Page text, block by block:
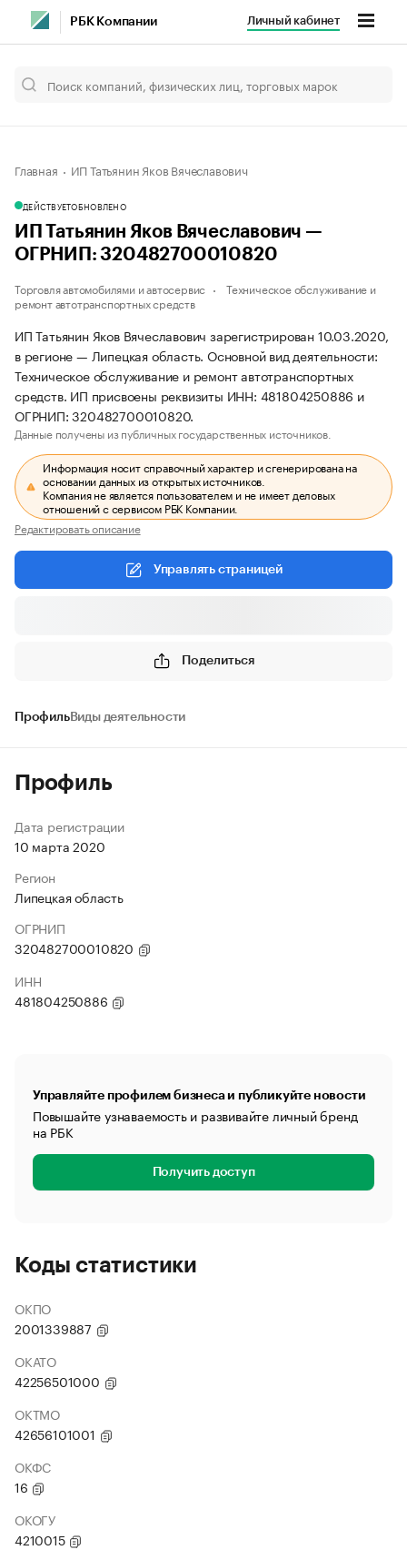
РБК Компании Личный кабинет
Главная ИП Татьянин Яков Вячеславович
ДЕЙСТВУЕТОБНОВЛЕНО
ИП Татьянин Яков Вячеславович —
ОГРНИП: 320482700010820
Торговля автомобилями и автосервис
Техническое обслуживание и
ремонт автотранспортных средств
ИП Татьянин Яков Вячеславович зарегистрирован 10.03.2020,
в регионе — Липецкая область. Основной вид деятельности:
Техническое обслуживание и ремонт автотранспортных
средств. ИП присвоены реквизиты ИНН: 481804250886 и
ОГРНИП: 320482700010820.
Данные получены из публичных государственных источников.
Информация носит справочный характер и сгенерирована на
основании данных из открытых источников.
Компания не является пользователем и не имеет деловых
отношений с сервисом РБК Компании.
Редактировать описание
Управлять страницей
Поделиться
ПрофильВиды деятельности
Профиль
Дата регистрации
10 марта 2020
Регион
Липецкая область
ОГРНИП
320482700010820
ИНН
481804250886
Управляйте профилем бизнеса и публикуйте новости
Повышайте узнаваемость и развивайте личный бренд
на РБК
Получить доступ
Коды статистики
ОКПО
2001339887
ОКАТО
42256501000
ОКТМО
42656101001
ОКФС
16
ОКОГУ
4210015